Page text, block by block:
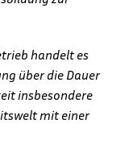
handelt es
über die Dauer
insbesondere
mit einer